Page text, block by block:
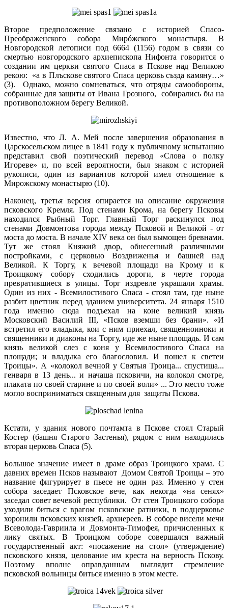
Второе предположение связано с историей Спасо-
Преображенского собора Мирóжского монастыря. В
Новгородской летописи под 6664 (1156) годом в связи со
смертью новгородского архиепископа Нифонта говорится о
создании им церкви святого Спаса в Пскове над Великою
рекою: «а в Плъскове святого Спаса церковь създа камяну…»
(3). Однако, можно сомневаться, что отряды самообороны,
собранные для защиты от Ивана Грозного, собирались бы на
противоположном берегу Великой.
Известно, что Л. А. Мей после завершения образования в
Царскосельском лицее в 1841 году к публичному испытанию
представил свой поэтический перевод «Слова о полку
Игореве» и, по всей вероятности, был знаком с историей
рукописи, один из вариантов которой имел отношение к
Мирожскому монастырю (10).
Наконец, третья версия опирается на описание окружения
псковского Кремля. Под стенами Крома, на берегу Псковы
находился Рыбный Торг. Главный Торг раскинулся под
стенами Довмонтова города между Псковой и Великой - от
моста до моста. В начале XIV века он был вымощен бревнами.
Тут же стоял Княжий двор, обнесенный различными
постройками, с церковью Воздвиженья и башней над
Великой. К Торгу, к вечевой площади на Крому и к
Троицкому собору сходились дороги, в черте города
превратившиеся в улицы. Торг издревле украшали храмы.
Один из них - Всемилостивого Спаса - стоял там, где ныне
разбит цветник перед зданием университета. 24 января 1510
года именно сюда подъехал на коне великий князь
Московский Василий III, «Псков вземши без брани». «И
встретил его владыка, кои с ним приехал, священноиноки и
священники и диаконы на Торгу, иде же ныне площадь. И сам
князь великой слез с коня у Всемилостивого Спаса на
площади; и владыка его благословил. И пошел к светеи
Троицы». А «колокол вечной у Святыя Троица... спустиша...
генваря в 13 день... и начаша псковичи, на колокол смотре,
плаката по своей старине и по своей воли» ... Это место тоже
могло восприниматься священным для защиты Пскова.
Кстати, у здания нового почтамта в Пскове стоял Старый
Костер (башня Старого Застенья), рядом с ним находилась
вторая церковь Спаса (5).
Большое значение имеет в драме образ Троицкого храма. С
давних времен Псков называют Домом Святой Троицы – это
название фигурирует в пьесе не один раз. Именно у стен
собора заседает Псковское вече, как некогда «на сенях»
заседал совет вечевой республики. От стен Троицкого собора
уходили биться с врагом псковские ратники, в подцерковье
хоронили псковских князей, архиереев. В соборе висели мечи
Всеволода-Гавриила и Довмонта-Тимофея, причисленных к
лику святых. В Троицком соборе совершался важный
государственный акт: «посажение на стол» (утверждение)
псковского князя, целование им креста на верность Пскову.
Поэтому вполне оправданным выглядит стремление
псковской вольницы биться именно в этом месте.